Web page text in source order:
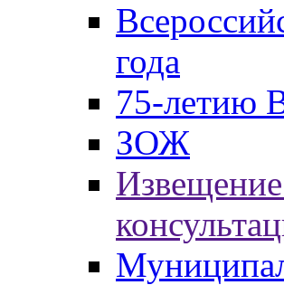
года
75-летию
ЗОЖ